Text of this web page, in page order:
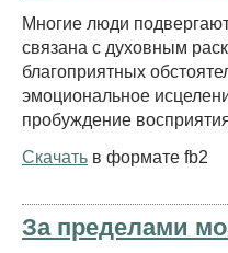
Многие люди
связана с духовным
благоприятных
эмоциональное
пробуждение
Скачать в формате fb2
За пределами